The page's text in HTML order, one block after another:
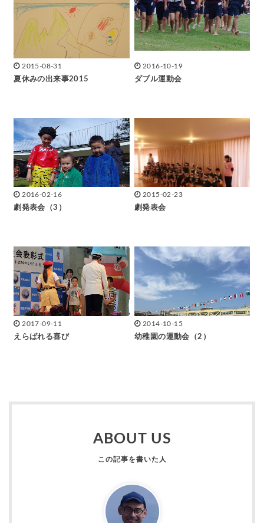
2015-08-31
夏休みの出来事2015
2016-10-19
ダブル運動会
2016-02-16
劇発表会（3）
2015-02-23
劇発表会
2017-09-11
えらばれる喜び
2014-10-15
幼稚園の運動会（2）
ABOUT US